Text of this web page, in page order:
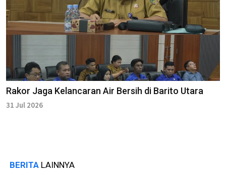
Rakor Jaga Kelancaran Air Bersih di Barito Utara
31 Jul 2026
BERITA LAINNYA